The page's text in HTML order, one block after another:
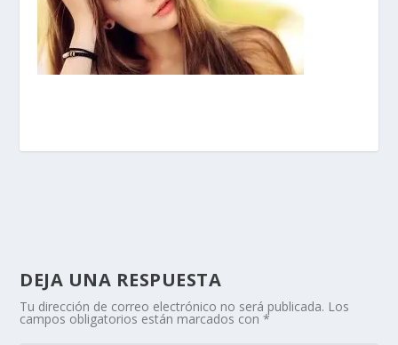
DEJA UNA RESPUESTA
Tu dirección de correo electrónico no será publicada. Los
campos obligatorios están marcados con*